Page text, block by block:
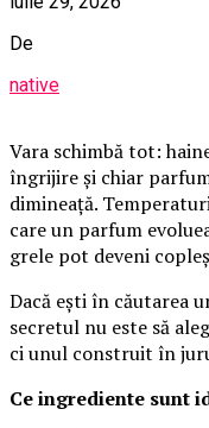
De
native
Vara schimbă tot:
îngrijire și chiar
dimineață.
care un parfum
grele pot deveni
Dacă ești în căutarea
secretul nu este să
ci unul construit în
Ce ingrediente sunt